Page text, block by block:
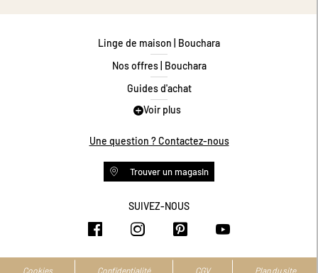
Linge de maison | Bouchara
Nos offres | Bouchara
Guides d'achat
Guide des tailles
Programme de fidélité
Conditions des offres
Livraison et retours
Accessibilité numérique
Voir plus
Une question ? Contactez-nous
Trouver un magasin
SUIVEZ-NOUS
https://www.facebook.com/
https://https://
Cookies Confidentialité CGV Plan du site